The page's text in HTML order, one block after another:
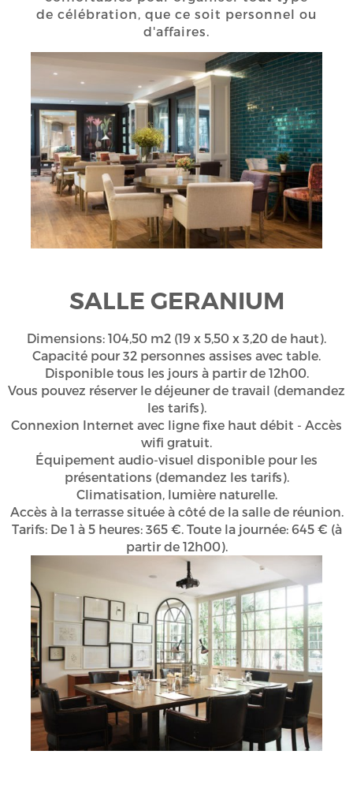
de célébration, que ce soit personnel ou
d'affaires.
SALLE GERANIUM
Dimensions: 104,50 m2 (19 x 5,50 x 3,20 de haut).
Capacité pour 32 personnes assises avec table.
Disponible tous les jours à partir de 12h00.
Vous pouvez réserver le déjeuner de travail (demandez
les tarifs).
Connexion Internet avec ligne fixe haut débit - Accès
wifi gratuit.
Équipement audio-visuel disponible pour les
présentations (demandez les tarifs).
Climatisation, lumière naturelle.
Accès à la terrasse située à côté de la salle de réunion.
Tarifs: De 1 à 5 heures: 365 €. Toute la journée: 645 € (à
partir de 12h00).